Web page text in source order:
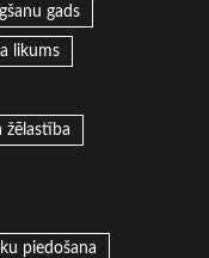
gads
likums
žēlastība
piedošana